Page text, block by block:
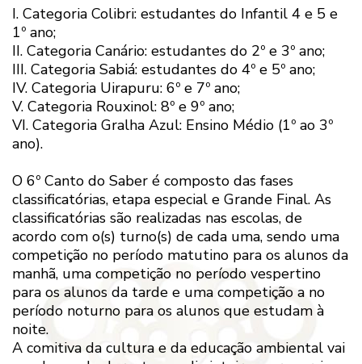
I. Categoria Colibri: estudantes do Infantil 4 e 5 e
1º ano;
II. Categoria Canário: estudantes do 2º e 3º ano;
III. Categoria Sabiá: estudantes do 4º e 5º ano;
IV. Categoria Uirapuru: 6º e 7º ano;
V. Categoria Rouxinol: 8º e 9º ano;
VI. Categoria Gralha Azul: Ensino Médio (1º ao 3º
ano).
O 6º Canto do Saber é composto das fases
classificatórias, etapa especial e Grande Final. As
classificatórias são realizadas nas escolas, de
acordo com o(s) turno(s) de cada uma, sendo uma
competição no período matutino para os alunos da
manhã, uma competição no período vespertino
para os alunos da tarde e uma competição a no
período noturno para os alunos que estudam à
noite.
A comitiva da cultura e da educação ambiental vai